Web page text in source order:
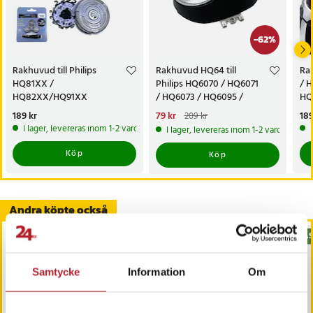
Samtycke Information Om
Rakhuvud till Philips
HQ81XX /
HQ82XX/HQ91XX
/AT/PT9XX Series
Pris:189 kr
189 kr
I lager, levereras inom 1-2 vardagar
Köp
-62%
Rakhuvud HQ64 till
Philips HQ6070 / HQ6071
/ HQ6073 / HQ6095 /
HQ6090
Nuvarande pris
79 krTidigare pris:209 kr
79 kr 209 kr
I lager, levereras inom 1-2 vardagar
Köp
/
Andra köpte också